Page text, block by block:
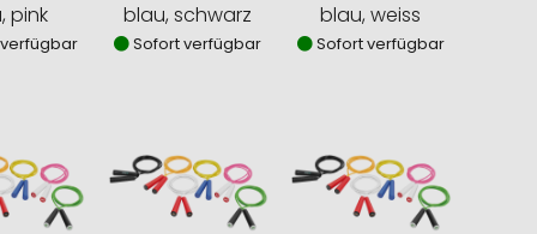
pink blau, schwarz
Sofort verfügbar
blau, weiss
Sofort verfügbar